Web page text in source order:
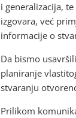
i generalizacija,
izgovara, već
informacije o
Da bismo
planiranje
stvaranju
Prilikom